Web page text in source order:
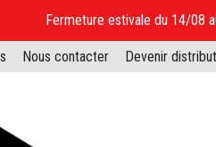
Fermeture estivale du 14/08
Nous contacter Devenir